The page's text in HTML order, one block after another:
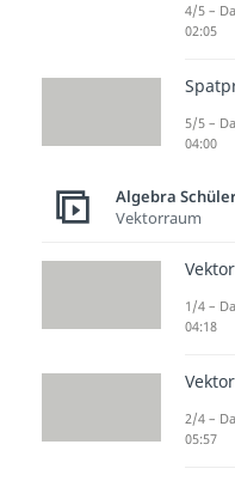
04:00
4/5 –
02:05
5/5 –
04:00
Algebra
Vektorraum
1/4 –
04:18
2/4 –
05:57